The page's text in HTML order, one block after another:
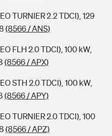
TURNIER 2.2 TDCI), 129
(8566 / ANS)
FLH 2.0 TDCI), 100 kW,
(8566 / APX)
STH 2.0 TDCI), 100 kW,
(8566 / APY)
TURNIER 2.0 TDCI), 100
(8566 / APZ)